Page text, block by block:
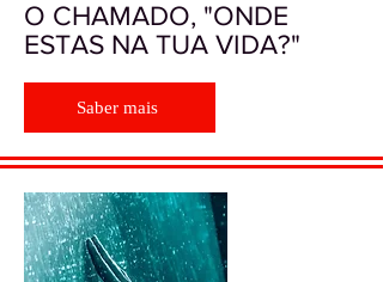
O CHAMADO, "ONDE
ESTAS NA TUA VIDA?"
Saber mais